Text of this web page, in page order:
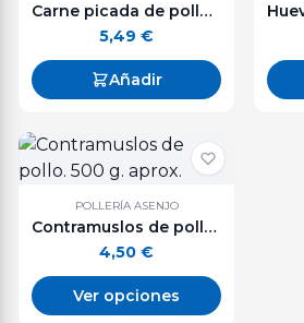
Carne picada de pollo. 500 g. aprox.
5,49 €
Añadir
POLLERÍA ASENJO
Contramuslos de pollo. 500 g. aprox.
4,50 €
Ver opciones